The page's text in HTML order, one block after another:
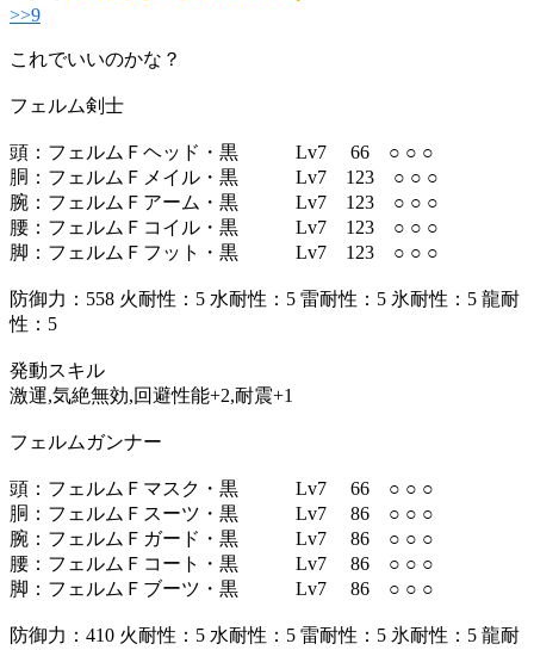
>>9
これでいいのかな？
フェルム剣士
頭：フェルムＦヘッド・黒 Lv7 66 ○ ○ ○
胴：フェルムＦメイル・黒 Lv7 123 ○ ○ ○
腕：フェルムＦアーム・黒 Lv7 123 ○ ○ ○
腰：フェルムＦコイル・黒 Lv7 123 ○ ○ ○
脚：フェルムＦフット・黒 Lv7 123 ○ ○ ○
防御力：558 火耐性：5 水耐性：5 雷耐性：5 氷耐性：5 龍耐
性：5
発動スキル
激運,気絶無効,回避性能+2,耐震+1
フェルムガンナー
頭：フェルムＦマスク・黒 Lv7 66 ○ ○ ○
胴：フェルムＦスーツ・黒 Lv7 86 ○ ○ ○
腕：フェルムＦガード・黒 Lv7 86 ○ ○ ○
腰：フェルムＦコート・黒 Lv7 86 ○ ○ ○
脚：フェルムＦブーツ・黒 Lv7 86 ○ ○ ○
防御力：410 火耐性：5 水耐性：5 雷耐性：5 氷耐性：5 龍耐